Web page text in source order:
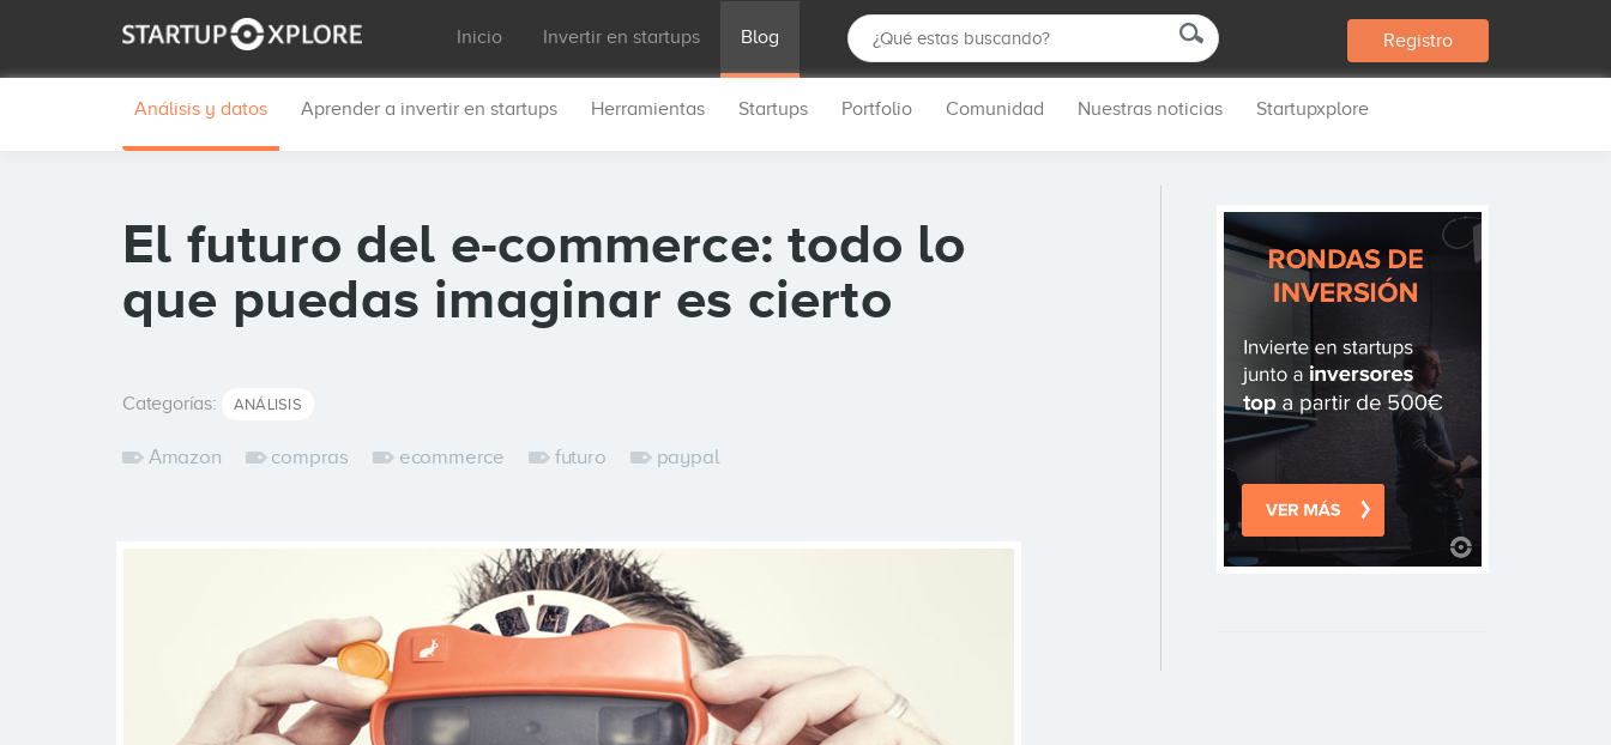
Inicio Invertir en startups Blog Registro
Análisis y datos Aprender a invertir en startups Herramientas Startups Portfolio Comunidad Nuestras noticias Startupxplore
El futuro del e-commerce: todo lo
que puedas imaginar es cierto
Categorías: ANÁLISIS
Amazon compras ecommerce futuro paypal